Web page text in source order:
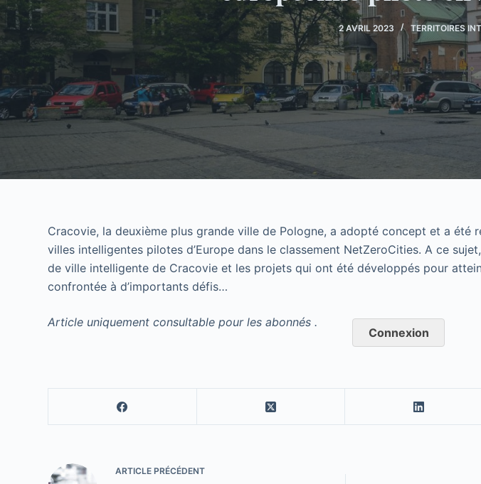
2 AVRIL 2023 TERRITOIRES
Cracovie, la deuxième plus grande ville de Pologne, a adopté concept et a été
villes intelligentes pilotes d’Europe dans le classement NetZeroCities. A ce
de ville intelligente de Cracovie et les projets qui ont été développés pour
confrontée à d’importants défis…
Article uniquement consultable pour les abonnés .
Connexion
ARTICLE PRÉCÉDENT